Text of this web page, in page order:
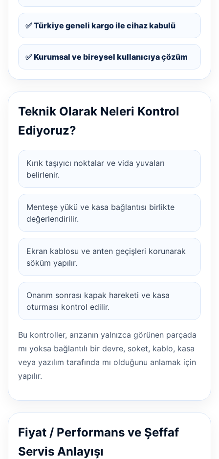
✅ Türkiye geneli kargo ile cihaz kabulü
✅ Kurumsal ve bireysel kullanıcıya çözüm
Teknik Olarak Neleri Kontrol
Ediyoruz?
Kırık taşıyıcı noktalar ve vida yuvaları
belirlenir.
Menteşe yükü ve kasa bağlantısı birlikte
değerlendirilir.
Ekran kablosu ve anten geçişleri korunarak
söküm yapılır.
Onarım sonrası kapak hareketi ve kasa
oturması kontrol edilir.
Bu kontroller, arızanın yalnızca görünen parçada
mı yoksa bağlantılı bir devre, soket, kablo, kasa
veya yazılım tarafında mı olduğunu anlamak için
yapılır.
Fiyat / Performans ve Şeffaf
Servis Anlayışı